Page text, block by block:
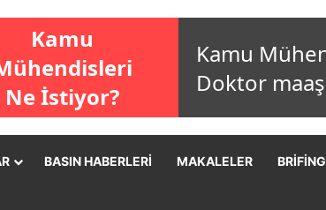
BASIN HABERLERI MAKALELER BRIFING